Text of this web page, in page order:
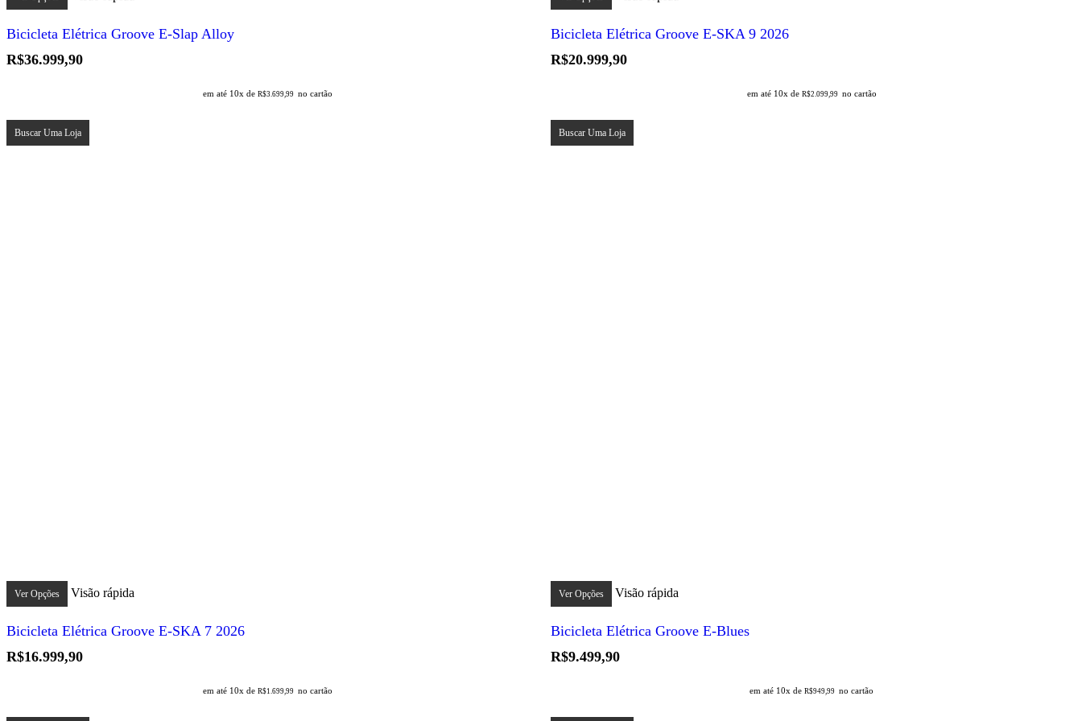
variantes.
As
opções
página
Bicicleta Elétrica Groove E-Slap Alloy
R$36.999,90
em até 10x de R$3.699,99 no cartão
Buscar Uma Loja
variantes.
As
opções
página
Bicicleta Elétrica Groove E-SKA 9 2026
R$20.999,90
em até 10x de R$2.099,99 no cartão
Buscar Uma Loja
Ver Opções
produto
variantes.
As
opções
Visão rápida
Bicicleta Elétrica Groove E-SKA 7 2026
R$16.999,90
em até 10x de R$1.699,99 no cartão
Ver Opções
produto
variantes.
As
opções
Visão rápida
Bicicleta Elétrica Groove E-Blues
R$9.499,90
em até 10x deR$949,99 no cartão